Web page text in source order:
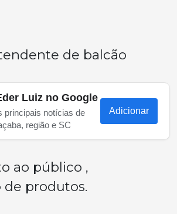
de balcão
Luiz no Google
principais notícias de
região e SC
Adicionar
ao público ,
de produtos.